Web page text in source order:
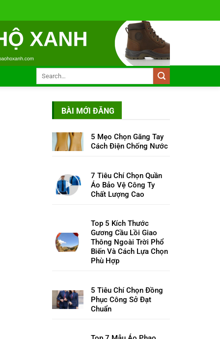
BÀI MỚI ĐĂNG
5 Mẹo Chọn Găng Tay
Cách Điện Chống Nước
7 Tiêu Chí Chọn Quần
Áo Bảo Vệ Công Ty
Chất Lượng Cao
Top 5 Kích Thước
Gương Cầu Lồi Giao
Thông Ngoài Trời Phổ
Biến Và Cách Lựa Chọn
Phù Hợp
5 Tiêu Chí Chọn Đồng
Phục Công Sở Đạt
Chuẩn